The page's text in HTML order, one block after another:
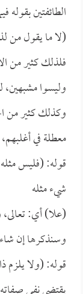
الطائفتين بقوله
(لا ما يقول من
فلذلك كثير من
وليسوا مشبهين،
وكذلك كثير من
معطلة في
قوله: (فليس
شيء مثله
(علا) أي: تعالى،
وسنذكرها إن شاء
قوله: (ولا يلزم